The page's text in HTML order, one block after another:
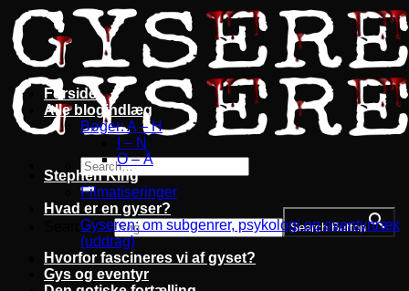
Fortsæt
til
indhold
Search for: Search Button
Forside
Alle blogindlæg
Bøger: A – H
I – N
O – Å
Stephen King
Filmatiseringer
Hvad er en gyser?
Gyseren: om subgenrer, psykologi og eventyrtræk
(uddrag)
Hvorfor fascineres vi af gyset?
Gys og eventyr